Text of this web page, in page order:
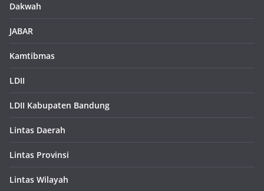
Dakwah
JABAR
Kamtibmas
LDII
LDII Kabupaten Bandung
Lintas Daerah
Lintas Provinsi
Lintas Wilayah